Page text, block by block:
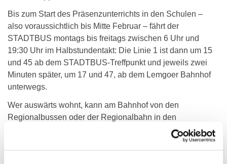
Bis zum Start des Präsenzunterrichts in den Schulen –
also voraussichtlich bis Mitte Februar – fährt der
STADTBUS montags bis freitags zwischen 6 Uhr und
19:30 Uhr im Halbstundentakt: Die Linie 1 ist dann um 15
und 45 ab dem STADTBUS-Treffpunkt und jeweils zwei
Minuten später, um 17 und 47, ab dem Lemgoer Bahnhof
unterwegs.
Wer auswärts wohnt, kann am Bahnhof von den
Regionalbussen oder der Regionalbahn in den
STADTBUS umsteigen und Richtung PHOENIX